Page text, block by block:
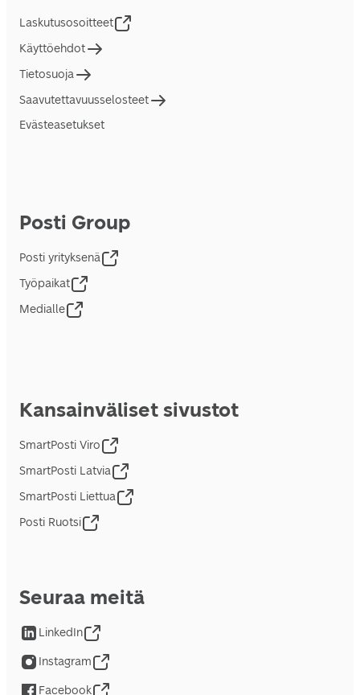
Laskutusosoitteet
Käyttöehdot
Tietosuoja
Saavutettavuusselosteet
Evästeasetukset
Posti Group
Posti yrityksenä
Työpaikat
Medialle
Kansainväliset sivustot
SmartPosti Viro
SmartPosti Latvia
SmartPosti Liettua
Posti Ruotsi
Seuraa meitä
LinkedIn
Instagram
Facebook